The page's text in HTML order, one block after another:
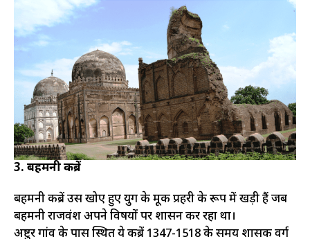
3. बहमनी कब्रें
बहमनी कब्रें उस खोए हुए युग के मूक प्रहरी के रूप में खड़ी हैं जब
बहमनी राजवंश अपने विषयों पर शासन कर रहा था।
अष्टुर गांव के पास स्थित ये कब्रें 1347-1518 के समय शासक वर्ग